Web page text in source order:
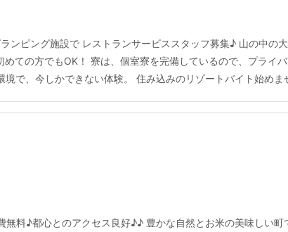
ピング施設で レストランサービススタッフ募集♪ 山の中の
ての方でもOK！ 寮は、個室寮を完備しているので、プライバ
で、今しかできない体験。 住み込みのリゾートバイト始めま
料♪都心とのアクセス良好♪♪ 豊かな自然とお米の美味しい